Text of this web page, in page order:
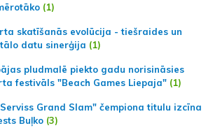
(1)
skatīšanās evolūcija - tiešraides un
datu sinerģija (1)
pludmalē piekto gadu norisināsies
festivāls "Beach Games Liepaja" (1)
Grand Slam" čempiona titulu izcīna
Buļko (3)